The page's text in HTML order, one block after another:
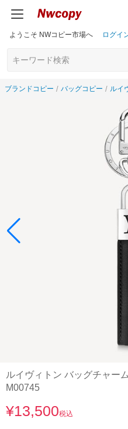
ようこそ NWコピー市場へ ログイ
ブランドコピー バッグコピー ルイ
ルイヴィトン バッグチャー
M00745
¥13,500税込